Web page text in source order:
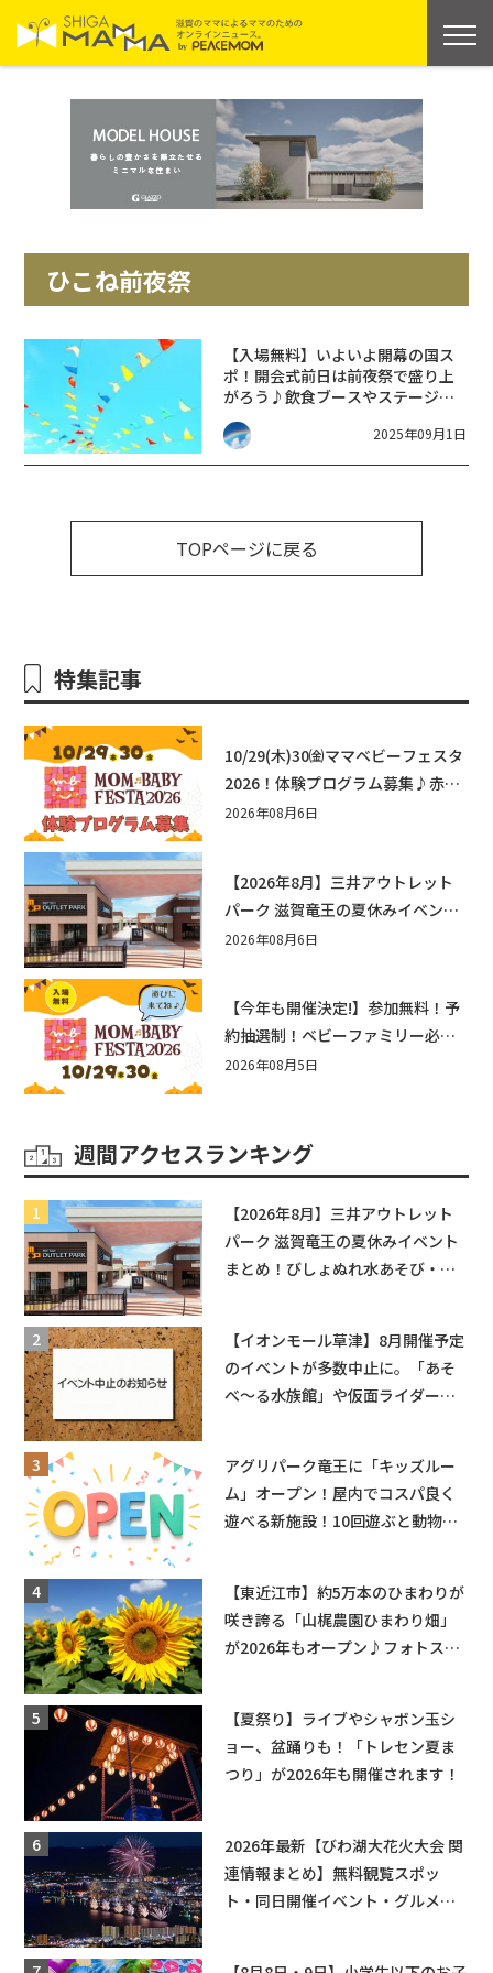
ひこね前夜祭
【入場無料】いよいよ開幕の国ス
ポ！開会式前日は前夜祭で盛り上
がろう♪飲食ブースやステージイ
ベントが楽しめる【ひこね前夜
祭】
2025年09月1日
TOPページに戻る
特集記事
10/29(木)30㈮ママベビーフェスタ
2026！体験プログラム募集♪赤ち
ゃん向けイベントに出演しません
2026年08月6日
【2026年8月】三井アウトレット
パーク 滋賀竜王の夏休みイベント
まとめ！びしょぬれ水あそび・激
2026年08月6日
【今年も開催決定!】参加無料！予
約抽選制！ベビーファミリー必見
☆入場無料☆10/29(木)30(金)ママ
2026年08月5日
週間アクセスランキング
【2026年8月】三井アウトレット
パーク 滋賀竜王の夏休みイベント
まとめ！びしょぬれ水あそび・激
【イオンモール草津】8月開催予定
のイベントが多数中止に。「あそ
べ〜る水族館」や仮面ライダーシ
アグリパーク竜王に「キッズルー
ム」オープン！屋内でコスパ良く
遊べる新施設！10回遊ぶと動物触
【東近江市】約5万本のひまわりが
咲き誇る「山梶農園ひまわり畑」
が2026年もオープン♪フォトスポ
【夏祭り】ライブやシャボン玉シ
ョー、盆踊りも！「トレセン夏ま
つり」が2026年も開催されます！
2026年最新【びわ湖大花火大会 関
連情報まとめ】無料観覧スポッ
ト・同日開催イベント・グルメマ